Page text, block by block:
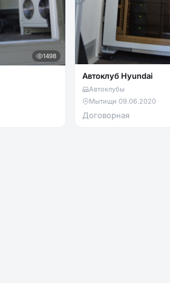
1498
Автоклуб Hyundai
Автоклубы
Мытищи·09.06.2020
Договорная